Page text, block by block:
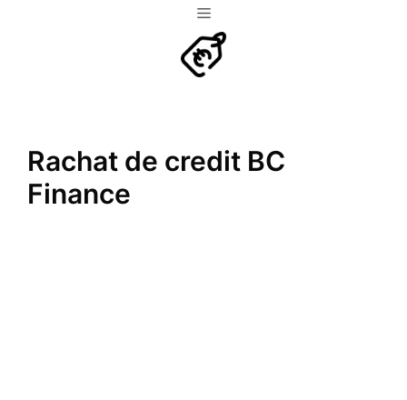
Menu
Rachat de credit BC
Finance